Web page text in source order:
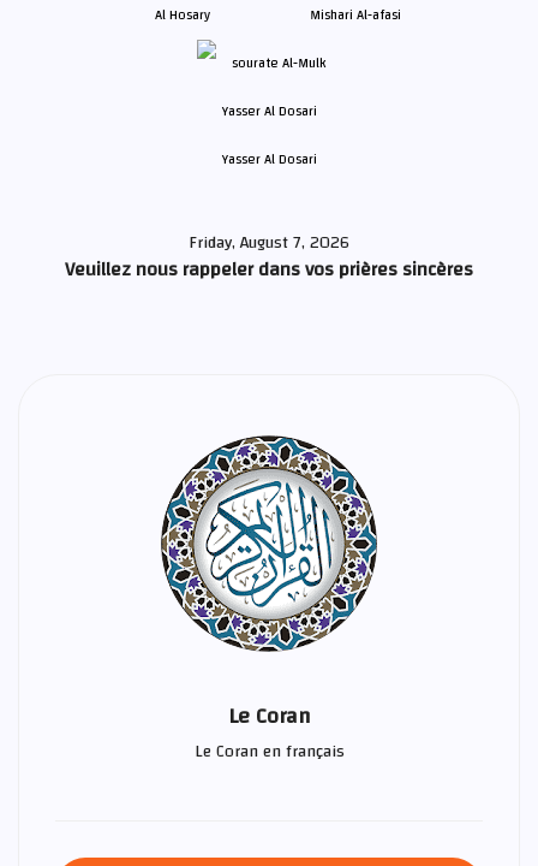
Al Hosary Mishari Al-afasi
Yasser Al Dosari
Friday, August 7, 2026
Veuillez nous rappeler dans vos prières sincères
Le Coran
Le Coran en français